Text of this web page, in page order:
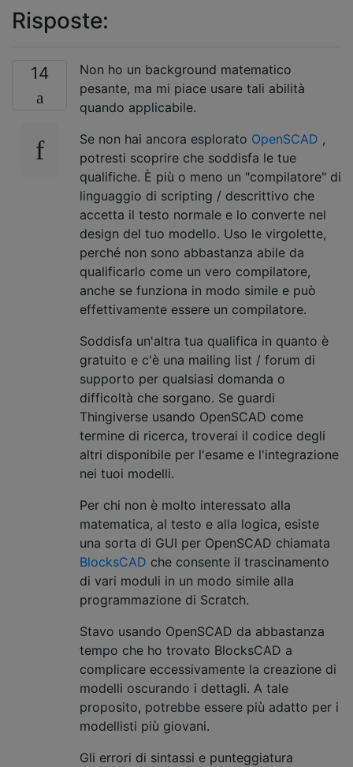
Risposte:
14
Non ho un background matematico
pesante, ma mi piace usare tali abilità
quando applicabile.
Se non hai ancora esplorato OpenSCAD ,
potresti scoprire che soddisfa le tue
qualifiche. È più o meno un "compilatore" di
linguaggio di scripting / descrittivo che
accetta il testo normale e lo converte nel
design del tuo modello. Uso le virgolette,
perché non sono abbastanza abile da
qualificarlo come un vero compilatore,
anche se funziona in modo simile e può
effettivamente essere un compilatore.
Soddisfa un'altra tua qualifica in quanto è
gratuito e c'è una mailing list / forum di
supporto per qualsiasi domanda o
difficoltà che sorgano. Se guardi
Thingiverse usando OpenSCAD come
termine di ricerca, troverai il codice degli
altri disponibile per l'esame e l'integrazione
nei tuoi modelli.
Per chi non è molto interessato alla
matematica, al testo e alla logica, esiste
una sorta di GUI per OpenSCAD chiamata
BlocksCAD che consente il trascinamento
di vari moduli in un modo simile alla
programmazione di Scratch.
Stavo usando OpenSCAD da abbastanza
tempo che ho trovato BlocksCAD a
complicare eccessivamente la creazione di
modelli oscurando i dettagli. A tale
proposito, potrebbe essere più adatto per i
modellisti più giovani.
Gli errori di sintassi e punteggiatura